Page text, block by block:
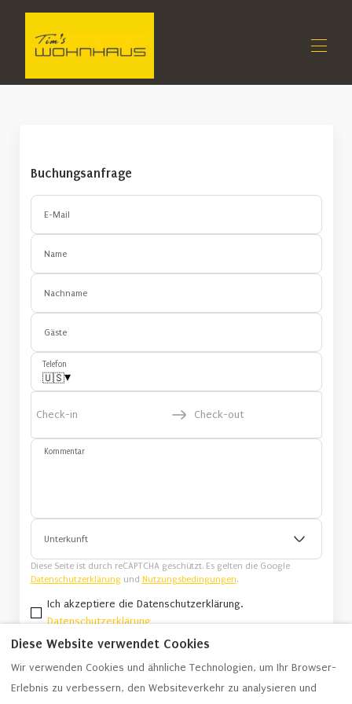
Buchungsanfrage
E-Mail
Name
Nachname
Gäste
Telefon
🇺🇸▾
Check-in Check-out
Kommentar
Unterkunft
Diese Seite ist durch reCAPTCHA geschützt. Es gelten die Google
Datenschutzerklärungund Nutzungsbedingungen.
Ich akzeptiere die Datenschutzerklärung.
Datenschutzerklärung
Senden
Diese Website verwendet Cookies
Wir verwenden Cookies und ähnliche Technologien, um Ihr Browser-
Erlebnis zu verbessern, den Websiteverkehr zu analysieren und